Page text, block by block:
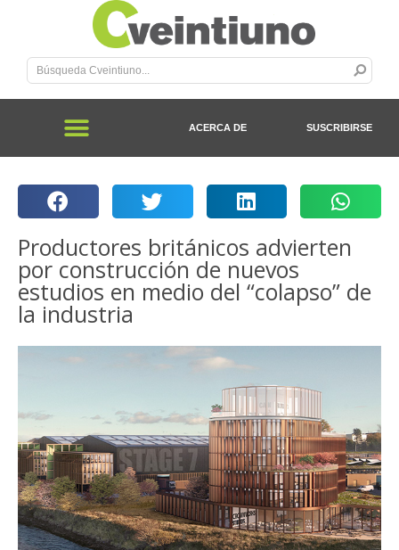
ACERCA DE SUSCRIBIRSE
Productores británicos advierten
por construcción de nuevos
estudios en medio del “colapso” de
la industria